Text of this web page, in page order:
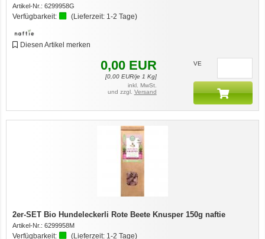
Artikel-Nr.: 6299958G
Verfügbarkeit: (Lieferzeit: 1-2 Tage)
Diesen Artikel merken
0,00 EUR
[0,00EUR/je 1 Kg]
inkl. MwSt.
und zzgl. Versand
VE
2er-SET Bio Hundeleckerli Rote Beete Knusper 150g naftie
Artikel-Nr.: 6299958M
Verfügbarkeit: (Lieferzeit: 1-2 Tage)